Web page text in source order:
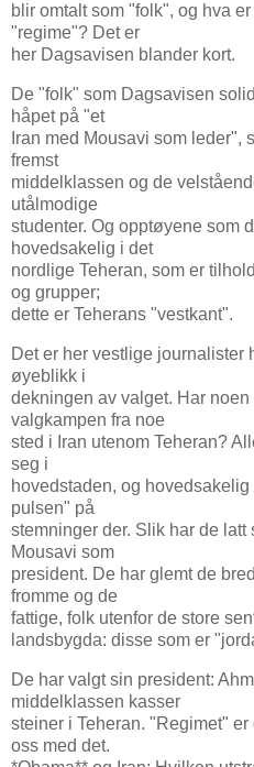
blir omtalt som "folk", og hva
"regime"? Det er
her Dagsavisen blander kort.
De "folk" som Dagsavisen
håpet på "et
Iran med Mousavi som leder",
fremst
middelklassen og de
utålmodige
studenter. Og opptøyene som
hovedsakelig i det
nordlige Teheran, som er
og grupper;
dette er Teherans "vestkant".
Det er her vestlige journalister
øyeblikk i
dekningen av valget. Har
valgkampen fra noe
sted i Iran utenom Teheran?
seg i
hovedstaden, og
pulsen" på
stemninger der. Slik har de latt
Mousavi som
president. De har glemt de
fromme og de
fattige, folk utenfor de store
landsbygda: disse som er
De har valgt sin president:
middelklassen kasser
steiner i Teheran. "Regimet"
oss med det.